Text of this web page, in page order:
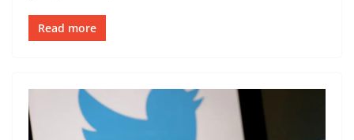
Read more